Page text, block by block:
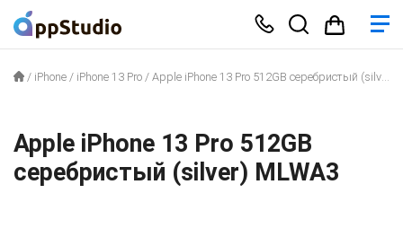
/ iPhone / iPhone 13 Pro / Apple iPhone 13 Pro 512GB серебристый (silver) MLWA3
Apple iPhone 13 Pro 512GB
серебристый (silver) MLWA3